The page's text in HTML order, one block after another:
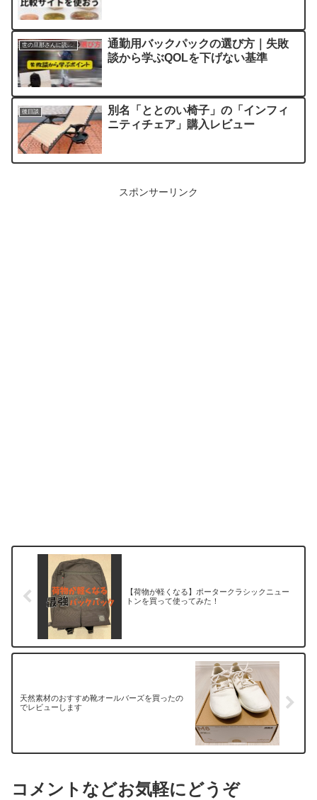
世の旦那さんに読んでほしい記事
通勤用バックパックの選び方｜失敗
談から学ぶQOLを下げない基準
後日談
別名「ととのい椅子」の「インフィ
ニティチェア」購入レビュー
スポンサーリンク
【荷物が軽くなる】ポータークラシックニュー
トンを買って使ってみた！
天然素材のおすすめ靴オールバーズを買ったの
でレビューします
コメントなどお気軽にどうぞ